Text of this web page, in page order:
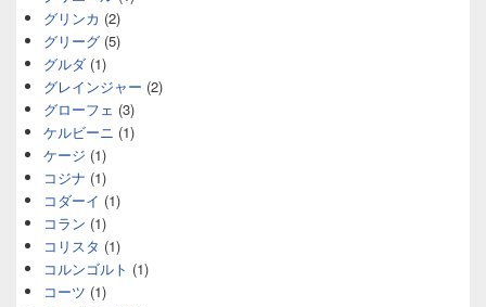
グリンカ (2)
グリーグ (5)
グルダ (1)
グレインジャー (2)
グローフェ (3)
ケルビーニ (1)
ケージ (1)
コジナ (1)
コダーイ (1)
コラン (1)
コリスタ (1)
コルンゴルト (1)
コーツ (1)